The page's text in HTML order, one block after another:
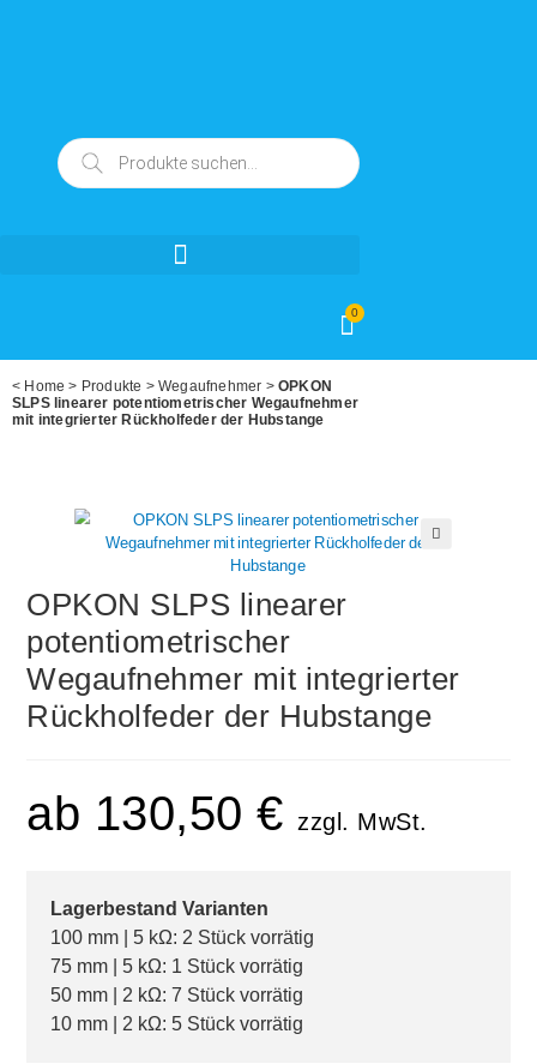
0
< Home > Produkte >Wegaufnehmer >OPKON
SLPS linearer potentiometrischer Wegaufnehmer
mit integrierter Rückholfeder der Hubstange
OPKON SLPS linearer
potentiometrischer
Wegaufnehmer mit integrierter
Rückholfeder der Hubstange
ab 130,50€ zzgl. MwSt.
Lagerbestand Varianten
100 mm | 5 kΩ: 2 Stück vorrätig
75 mm | 5 kΩ: 1 Stück vorrätig
50 mm | 2 kΩ: 7 Stück vorrätig
10 mm | 2 kΩ: 5 Stück vorrätig